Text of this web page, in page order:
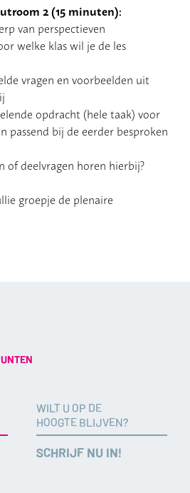
2 (15 minuten):
van perspectieven
welke klas wil je de les
vragen en voorbeelden uit
opdracht (hele taak) voor
passend bij de eerder besproken
of deelvragen horen hierbij?
groepje de plenaire
WILT U OP DE
HOOGTE BLIJVEN?
SCHRIJF NU IN!